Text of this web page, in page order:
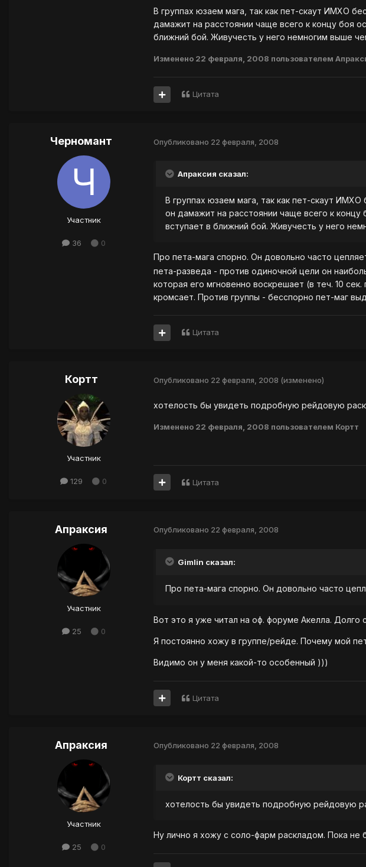
В группах юзаем мага, так как пет-скаут ИМХО
дамажит на расстоянии чаще всего к концу боя
ближний бой. Живучесть у него немногим выше
Изменено 22 февраля, 2008 пользователем
Цитата
Черномант
Участник
36 0
Опубликовано 22 февраля, 2008
Апраксия сказал:
В группах юзаем мага, так как пет-скаут
он дамажит на расстоянии чаще всего к
вступает в ближний бой. Живучесть у него
Про пета-мага спорно. Он довольно часто
пета-разведа - против одиночной цели он
которая его мгновенно воскрешает (в теч. 10
кромсает. Против группы - бесспорно пет-маг
Цитата
Кортт
Участник
129 0
Опубликовано 22 февраля, 2008 (изменено)
хотелость бы увидеть подробную рейдовую
Изменено 22 февраля, 2008 пользователем Кортт
Цитата
Апраксия
Участник
25 0
Опубликовано 22 февраля, 2008
Gimlin сказал:
Про пета-мага спорно. Он довольно часто
Вот это я уже читал на оф. форуме Акелла. Долго
Я постоянно хожу в группе/рейде. Почему мой
Видимо он у меня какой-то особенный )))
Цитата
Апраксия
Участник
25 0
Опубликовано 22 февраля, 2008
Кортт сказал:
хотелость бы увидеть подробную рейдовую
Hу лично я хожу с соло-фарм раскладом. Пока не